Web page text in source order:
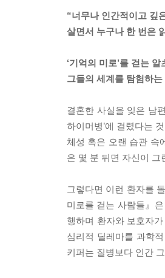
“너무나 인간적이고 깊
살면서 누구나 한 번은
‘기억의 미로’를 걷는
그들의 세계를 탐험하는
결혼한 사실을 잊은 남
하이머병’에 걸렸다는
체성 혹은 오랜 습관 속
은 몇 분 뒤면 자신이
그렇다면 이런 환자를
미로를 걷는 사람들』
행하며 환자와 보호자
심리적 딜레마를 과학
키퍼는 질병보다 인간